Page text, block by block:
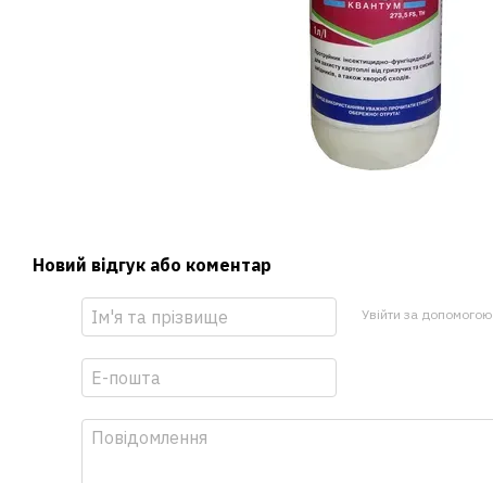
Новий відгук або коментар
Увійти за допомогою